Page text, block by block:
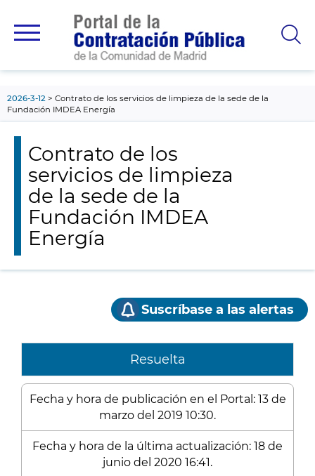
principal
2026-3-12
Contrato de los servicios de limpieza de la sede de la
Fundación IMDEA Energía
Contrato de los
servicios de limpieza
de la sede de la
Fundación IMDEA
Energía
Suscríbase a las alertas
Resuelta
Fecha y hora de publicación en el Portal: 13 de
marzo del 2019 10:30.
Fecha y hora de la última actualización: 18 de
junio del 2020 16:41.